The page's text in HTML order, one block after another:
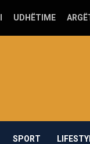
UDHËTIME
SPORT